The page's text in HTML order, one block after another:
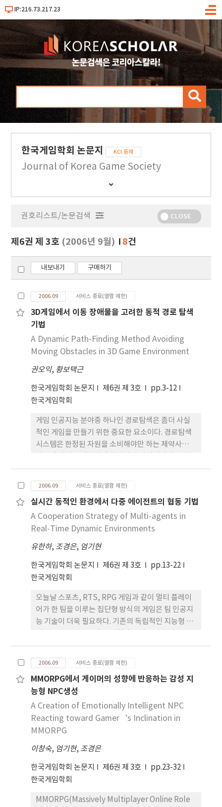
IP:216.73.217.23
메
검
한국게임학회 논문지 KCI 등재
Journal of Korea Game Society
간
행
보
기
권호리스트/논문검색 CLOSE
제6권 제 3호 (2006년 9월) 8건
내보내기 구매하기
2006.09 서비스 종료(열람 제한)
3D게임에서 이동 장애물을 고려한 동적 경로 탐색
기법
A Dynamic Path-Finding Method Avoiding
Moving Obstacles in 3D Game Environment
권오익, 황보택근
한국게임학회 논문지 제6권 제 3호
pp.3-12
한국게임학회
게임 인공지능 분야중 하나인 경로탐색은 좀더 사실
적인 게임을 만들기 위한 중요한 요소이다. 경로탐색
시스템은 한정된 자원을 소비해야만 하는 제약사항
경로를 생성하였다. 기존 연구에서는 정적인 지형과
장애물들을 이용하여 자연스럽게 회피하는 경로생성
에 집중하였다. 하지만, 게임 공간에서는 다양한 종류
의 움직이는 장애물들이 존재한다. 따라서 이러한 움
직이는 장애물을 자연스럽게 회피하는 경로를 생성하
는 시스템 이 필요하다. 본 논문에서는 네비게이션 메
성을 고려한 경로 탐색 방법을 적용하고, 움직이는 물
체를 회피하기 위하여 지능적인 밀개와 끌개의 방법
을 사용하여 경로 탐색을 수행한다. 제안된 시스템을
용성을 검증한다.
2006.09 서비스 종료(열람 제한)
실시간 동적인 환경에서 다중 에이전트의 협동 기법
A Cooperation Strategy of Multi-agents in
Real-Time Dynamic Environments
유한하, 조경은, 엄기현
한국게임학회 논문지 제6권 제 3호
pp.13-22
한국게임학회
오늘날 스포츠, RTS, RPG 게임과 같이 멀티 플레이
어가 한 팀을 이루는 집단형 방식의 게임은 팀 인공지
능 기술이 더욱 필요하다. 기존의 독립적인 지능형 에
에 치중하였으나, 이는 다른 에이전트간의 협동 및 상
호작용 능력이 부족하다. 이를 위해 본 논문은 다중에
이전트 시스템에서 효과적인 역할 분담과 자율성을
갖는 레벨통합 접근방식을 소개한다. 복잡한 목표를
성취하기 위해 에이전트의 역할 정보를 이용하여 각
자의 목표를 할당하고 각 에이전트는 맡은 역할을 동
적인 환경에서 스스로 판단하고 행동한다. 팀 전체의
목표는 상호 보완된 역할 분담의 전략적인 측면에서
로의 상태 정보를 공유하여 상호 협동을 유도한다. 역
할이 할당된 각 에이전트는 스스로 계획기능을 갖고
있어 동적인 환경에서 적합한 행동을 취한다. 이 협동
이를 제어하는 조정 에이전트의 역할을 전략적 측면
2006.09 서비스 종료(열람 제한)
MMORPG에서 게이머의 성향에 반응하는 감성 지
능형 NPC생성
A Creation of Emotionally Intelligent NPC
Reacting toward Gamer‘s Inclination in
MMORPG
이창숙, 엄기현, 조경은
한국게임학회 논문지 제6권 제 3호
pp.23-32
한국게임학회
MMORPG(Massively Multiplayer Online Role